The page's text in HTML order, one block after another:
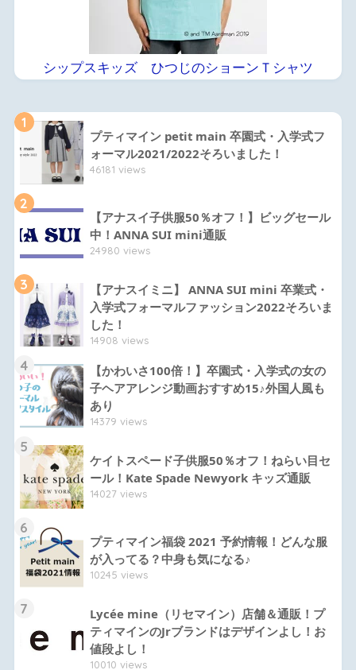
シップスキッズ ひつじのショーンＴシャツ
1
プティマイン petit main 卒園式・入学式フ
ォーマル2021/2022そろいました！
46181 views
2
【アナスイ子供服50％オフ！】ビッグセール
中！ANNA SUI mini通販
24980 views
3
【アナスイミニ】 ANNA SUI mini 卒業式・
入学式フォーマルファッション2022そろいま
した！
14908 views
4
【かわいさ100倍！】卒園式・入学式の女の
子ヘアアレンジ動画おすすめ15♪外国人風も
あり
14379 views
5
ケイトスペード子供服50％オフ！ねらい目セ
ール！Kate Spade Newyork キッズ通販
14027 views
6
プティマイン福袋 2021 予約情報！どんな服
が入ってる？中身も気になる♪
10245 views
7
Lycée mine（リセマイン）店舗＆通販！プ
ティマインのJrブランドはデザインよし！お
値段よし！
10010 views